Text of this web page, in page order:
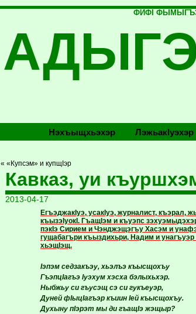
ФИФI
Нэхъыщхьэхэр Лэжьакlуэхэр
« «Купсэм» и купщIэр
Кавказ, уи
2013-04-17
ЕгъэджакIуэ, усакIуэ, журналист,
къызэIуокI. ГъащIэм и къуэпс
пэкIэ Сирием и Чэнджэщэгъу Хасэм и
гущабагъри къыздихьри, Надим и
хьэщIэщ.
Iэпэм седзакъэу, хьэлъэ къысщохъу
ГъэпцIагъэ Iуэхум хэсха бэлыхьхэр.
Ныбжьу си гъусэщ сэ си гукъеуэр,
Дуней фIыцIагъэр къиин Iей къысщохъу.
Духыну пIэрэт мы ди гъащIэ жэщыр?